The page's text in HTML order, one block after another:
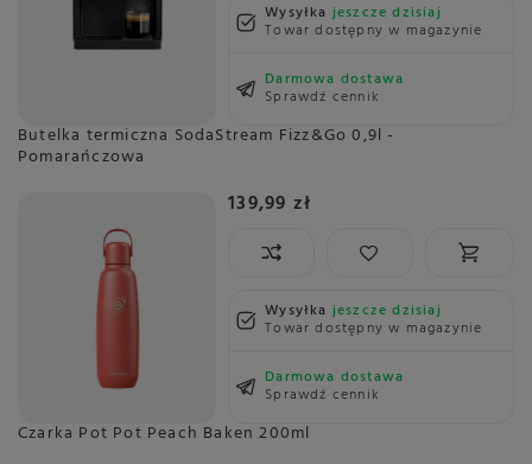
Wysyłkajeszcze dzisiaj
Towar dostępny w magazynie
Darmowa dostawa
Sprawdź cennik
Butelka termiczna SodaStream Fizz&Go 0,9l -
Pomarańczowa
139,99 zł
Wysyłkajeszcze dzisiaj
Towar dostępny w magazynie
Darmowa dostawa
Sprawdź cennik
Czarka Pot Pot Peach Baken 200ml